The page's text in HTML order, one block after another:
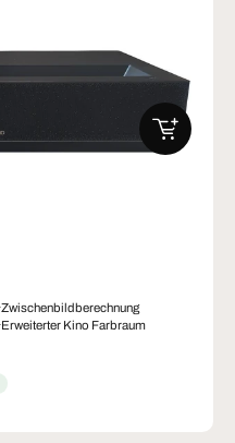
Zwischenbildberechnung
Erweiterter Kino Farbraum
IN DEN